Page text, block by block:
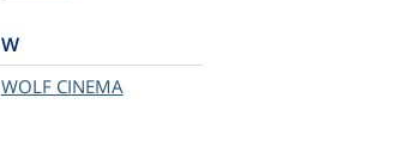
W
WOLF CINEMA